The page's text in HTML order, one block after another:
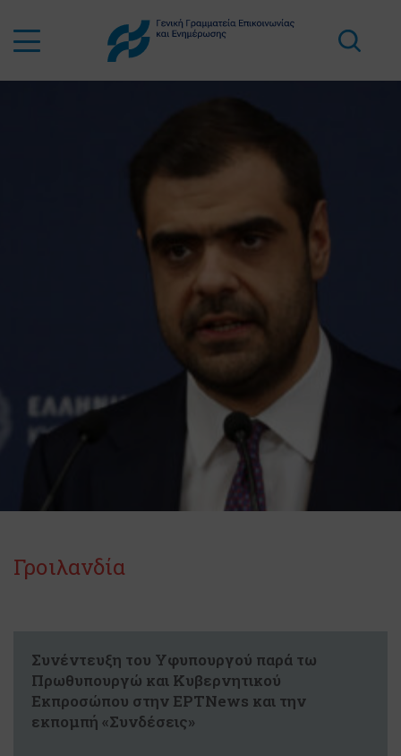
Γροιλανδία
Συνέντευξη του Υφυπουργού παρά τω
Πρωθυπουργώ και Κυβερνητικού
Εκπροσώπου στην ΕΡΤNews και την
εκπομπή «Συνδέσεις»